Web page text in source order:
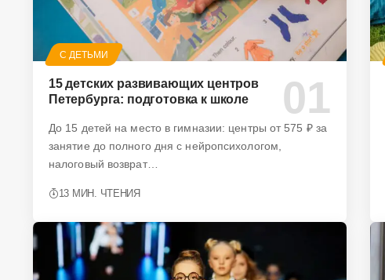
С ДЕТЬМИ
15 детских развивающих центров
Петербурга: подготовка к школе
До 15 детей на место в гимназии: центры от 575 ₽ за
занятие до полного дня с нейропсихологом,
налоговый возврат…
13 МИН. ЧТЕНИЯ